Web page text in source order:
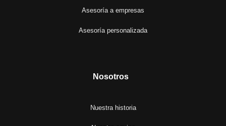
Asesoría a empresas
Asesoría personalizada
Nosotros
Nuestra historia